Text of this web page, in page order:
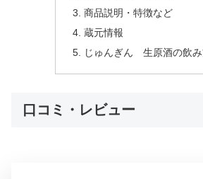
商品説明・特徴など
蔵元情報
じゅんぎん 生原酒の飲
口コミ・レビュー